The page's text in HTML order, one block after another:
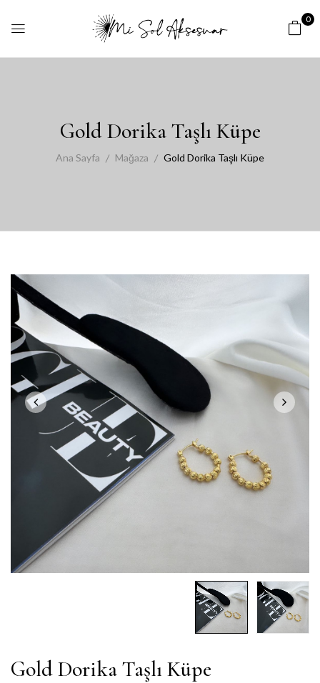
0
Gold Dorika Taşlı Küpe
Ana Sayfa Mağaza Gold Dorika Taşlı Küpe
Gold Dorika Taşlı Küpe